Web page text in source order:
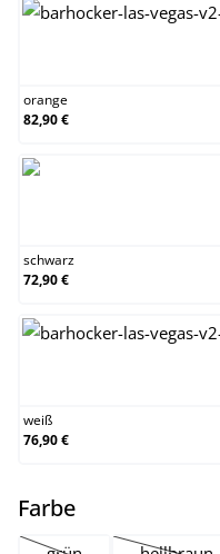
orange
82,90 €
schwarz
72,90 €
weiß
76,90 €
Farbeauswählen